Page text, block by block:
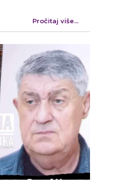
Pročitaj više...